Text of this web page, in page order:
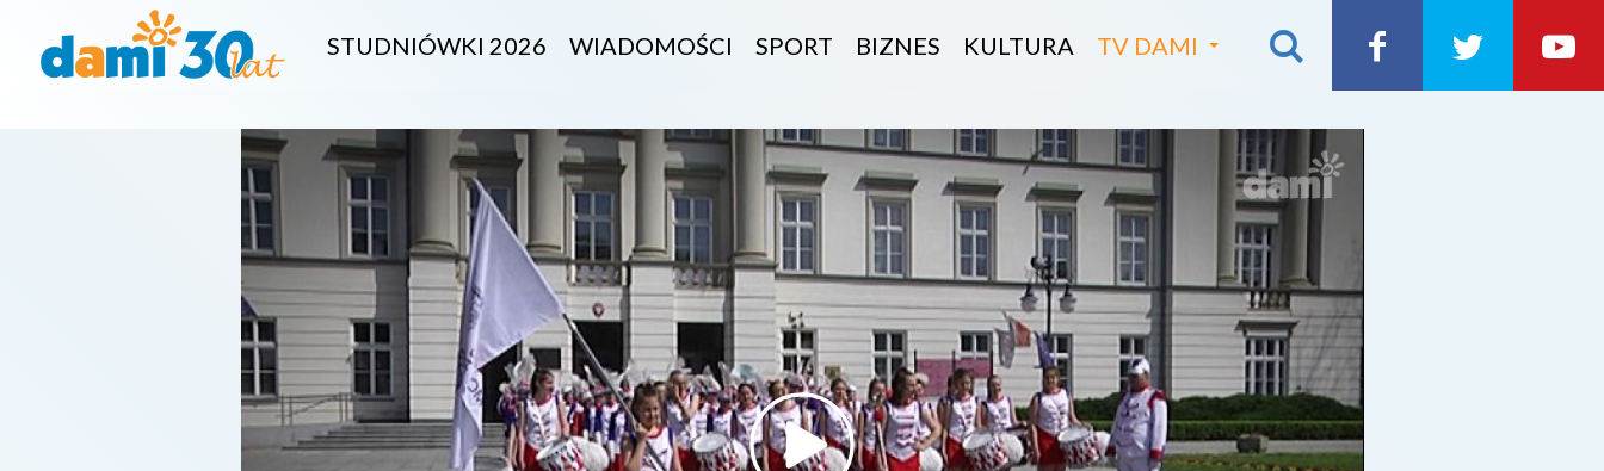
STUDNIÓWKI 2026 WIADOMOŚCI SPORT BIZNES KULTURA TV DAMI